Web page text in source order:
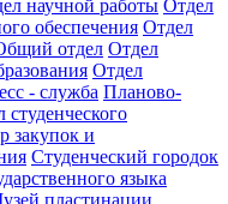
научной работы Отдел
обеспечения Отдел
отдел Отдел
Отдел
- служба Планово-
студенческого
закупок и
Студенческий городок
языка
пластинации